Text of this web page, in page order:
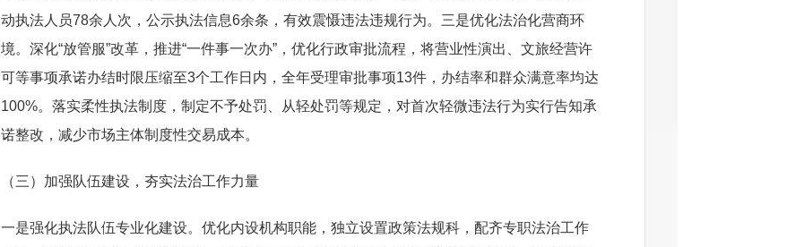
动执法人员78余人次，公示执法信息6余条，有效震慑违法违规行为。 三是优化法治化营商环
境。 深化“放管服”改革，推进“一件事一次办”，优化行政审批流程，将营业性演出、文旅经营许
可等事项承诺办结时限压缩至3个工作日内，全年受理审批事项13件，办结率和群众满意率均达
100%。落实柔性执法制度，制定不予处罚、从轻处罚等规定，对首次轻微违法行为实行告知承
诺整改，减少市场主体制度性交易成本。
（三）加强队伍建设，夯实法治工作力量
一是强化执法队伍专业化建设。优化内设机构职能，独立设置政策法规科，配齐专职法治工作